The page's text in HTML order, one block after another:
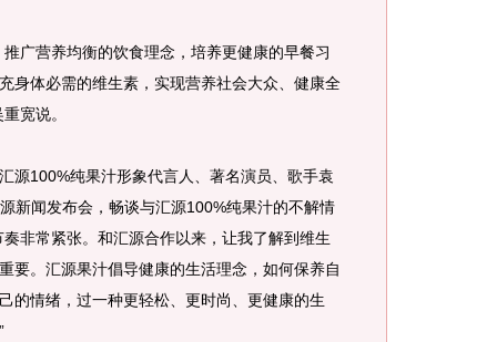
营养均衡的饮食理念，培养更健康的早餐习
身体必需的维生素，实现营养社会大众、健康全
宽说。
100%纯果汁形象代言人、著名演员、歌手袁
新闻发布会，畅谈与汇源100%纯果汁的不解情
非常紧张。和汇源合作以来，让我了解到维生
要。汇源果汁倡导健康的生活理念，如何保养自
的情绪，过一种更轻松、更时尚、更健康的生